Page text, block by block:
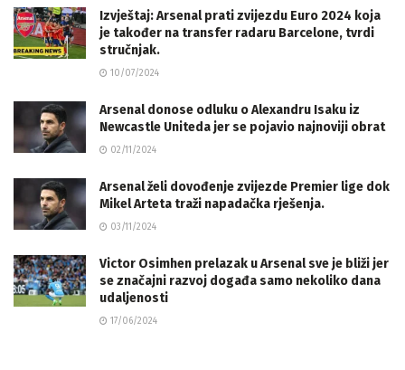
Izvještaj: Arsenal prati zvijezdu Euro 2024 koja
je također na transfer radaru Barcelone, tvrdi
stručnjak.
10/07/2024
Arsenal donose odluku o Alexandru Isaku iz
Newcastle Uniteda jer se pojavio najnoviji obrat
02/11/2024
Arsenal želi dovođenje zvijezde Premier lige dok
Mikel Arteta traži napadačka rješenja.
03/11/2024
Victor Osimhen prelazak u Arsenal sve je bliži jer
se značajni razvoj događa samo nekoliko dana
udaljenosti
17/06/2024